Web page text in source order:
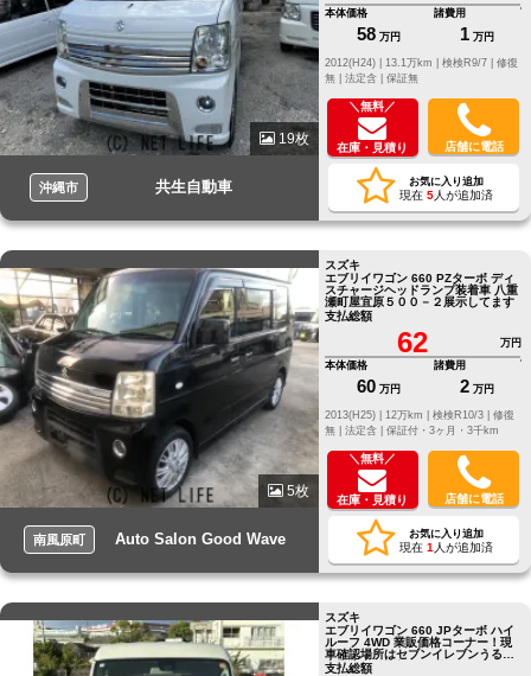
19枚
沖縄市 共生自動車
本体価格
58 万円
諸費用
1 万円
修復
無 | 法定含 | 保証無
＼無料／
在庫・見積り 店舗に電話
お気に入り追加
現在 5人が追加済
5枚
南風原町 Auto Salon Good Wave
スズキ
エブリイワゴン 660 PZターボ ディ
スチャージヘッドランプ装着車 八重
瀬町屋宜原５００－２展示してます
支払総額
62
万円
本体価格
60 万円
諸費用
2 万円
修復
無 | 法定含 | 保証付・3ヶ月・3千km
＼無料／
在庫・見積り 店舗に電話
お気に入り追加
現在 1 人が追加済
スズキ
エブリイワゴン 660 JPターボ ハイ
ルーフ 4WD 業販価格コーナー！現
車確認場所はセブンイレブンうるま
宮里店向かい側にございます。
支払総額